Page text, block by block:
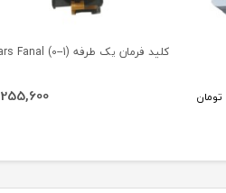
تومان
کلید فرمان یک طرفه (1--0) Pars Fanal
255,600